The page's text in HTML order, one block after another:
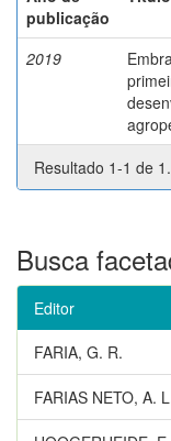
publicação
2019
Resultado 1-1 de 1.
Busca
Editor
FARIA, G. R.
FARIAS NETO, A.